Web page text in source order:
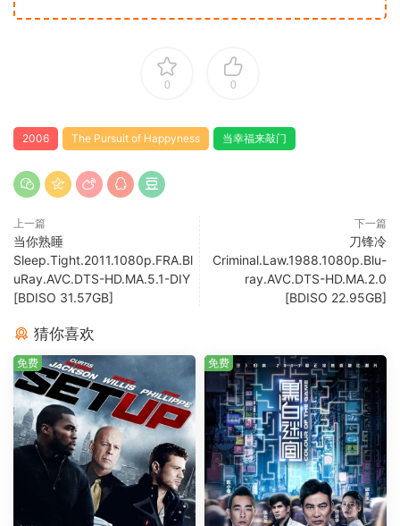
0 0
2006 The Pursuit of Happyness 当幸福来敲门
上一篇
当你熟睡
Sleep.Tight.2011.1080p.FRA.Bl
uRay.AVC.DTS-HD.MA.5.1-DIY
[BDISO 31.57GB]
下一篇
刀锋冷
Criminal.Law.1988.1080p.Blu-
ray.AVC.DTS-HD.MA.2.0
[BDISO 22.95GB]
猜你喜欢
免费 免费